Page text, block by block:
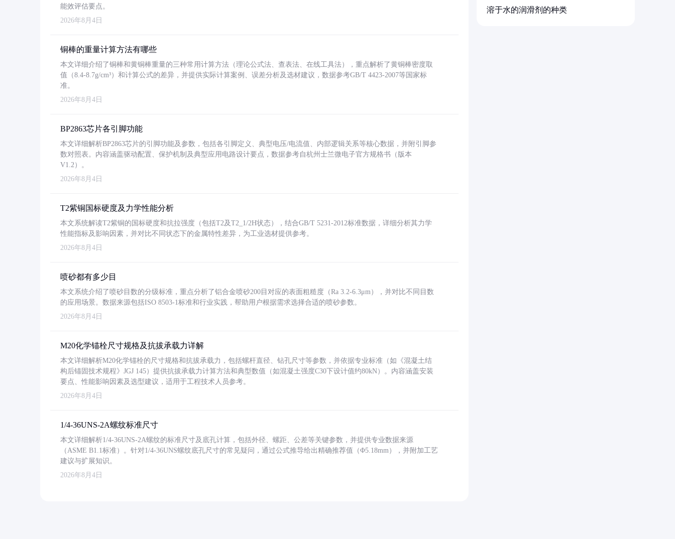
能效评估要点。
2026年8月4日
铜棒的重量计算方法有哪些
本文详细介绍了铜棒和黄铜棒重量的三种常用计算方法（理论公式法、查表法、在线工具法），重点解析了黄铜棒密度取
值（8.4-8.7g/cm³）和计算公式的差异，并提供实际计算案例、误差分析及选材建议，数据参考GB/T 4423-2007等国家标
准。
2026年8月4日
BP2863芯片各引脚功能
本文详细解析BP2863芯片的引脚功能及参数，包括各引脚定义、典型电压/电流值、内部逻辑关系等核心数据，并附引脚参
数对照表。内容涵盖驱动配置、保护机制及典型应用电路设计要点，数据参考自杭州士兰微电子官方规格书（版本
V1.2）。
2026年8月4日
T2紫铜国标硬度及力学性能分析
本文系统解读T2紫铜的国标硬度和抗拉强度（包括T2及T2_1/2H状态），结合GB/T 5231-2012标准数据，详细分析其力学
性能指标及影响因素，并对比不同状态下的金属特性差异，为工业选材提供参考。
2026年8月4日
喷砂都有多少目
本文系统介绍了喷砂目数的分级标准，重点分析了铝合金喷砂200目对应的表面粗糙度（Ra 3.2-6.3μm），并对比不同目数
的应用场景。数据来源包括ISO 8503-1标准和行业实践，帮助用户根据需求选择合适的喷砂参数。
2026年8月4日
M20化学锚栓尺寸规格及抗拔承载力详解
本文详细解析M20化学锚栓的尺寸规格和抗拔承载力，包括螺杆直径、钻孔尺寸等参数，并依据专业标准（如《混凝土结
构后锚固技术规程》JGJ 145）提供抗拔承载力计算方法和典型数值（如混凝土强度C30下设计值约80kN）。内容涵盖安装
要点、性能影响因素及选型建议，适用于工程技术人员参考。
2026年8月4日
1/4-36UNS-2A螺纹标准尺寸
本文详细解析1/4-36UNS-2A螺纹的标准尺寸及底孔计算，包括外径、螺距、公差等关键参数，并提供专业数据来源
（ASME B1.1标准）。针对1/4-36UNS螺纹底孔尺寸的常见疑问，通过公式推导给出精确推荐值（Φ5.18mm），并附加工艺
建议与扩展知识。
2026年8月4日
溶于水的润滑剂的种类